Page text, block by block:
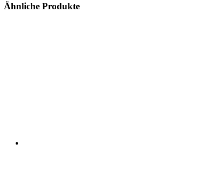
Ähnliche Produkte